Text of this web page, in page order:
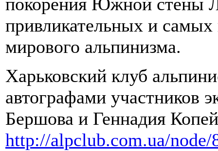
привликательных и
мирового альпинизма.
Харьковский клуб
автографами участников
Бершова и Геннадия
http://alpclub.com.ua/node/